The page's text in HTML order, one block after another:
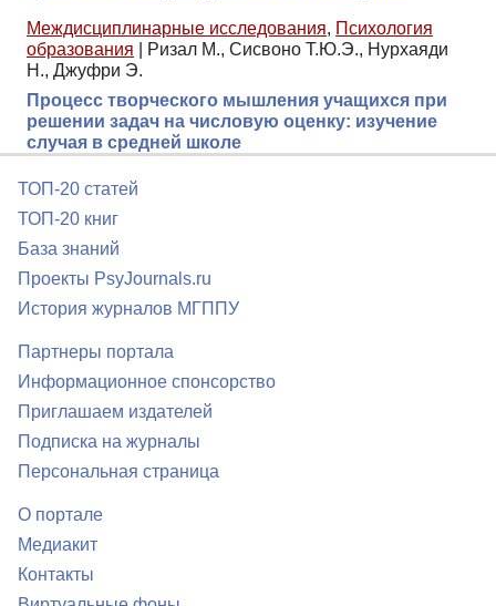
Междисциплинарные исследования, Психология
образования
Ризал М., Сисвоно Т.Ю.Э., Нурхаяди
Н., Джуфри Э.
Процесс творческого мышления учащихся при
решении задач на числовую оценку: изучение
случая в средней школе
ТОП-20 статей
ТОП-20 книг
База знаний
Проекты PsyJournals.ru
История журналов МГППУ
Партнеры портала
Информационное спонсорство
Приглашаем издателей
Подписка на журналы
Персональная страница
О портале
Медиакит
Контакты